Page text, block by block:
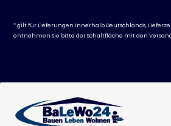
Maße: Breite x Tiefe x Höhe: 505 x 300 x 224
* gilt für Lieferungen innerhalb Deutschlands,
entnehmen Sie bitte der Schaltfläche mit den